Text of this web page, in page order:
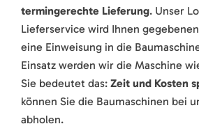
termingerechte Lieferung. Unser
Lieferservice wird Ihnen
eine Einweisung in die
Einsatz werden wir die Maschine
Sie bedeutet das: Zeit und Kosten
können Sie die Baumaschinen bei
abholen.